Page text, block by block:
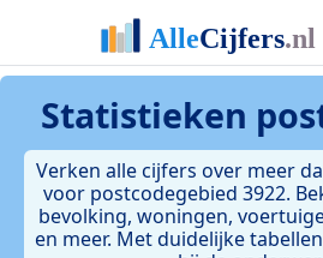
Statistieken
Verken alle cijfers over meer
voor postcodegebied 3922.
bevolking, woningen,
en meer. Met duidelijke